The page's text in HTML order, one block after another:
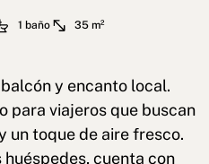
1 baño 35 m²
y encanto local.
para viajeros que buscan
un toque de aire fresco.
cuenta con